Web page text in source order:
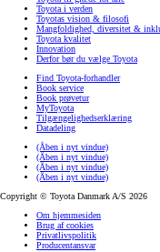
Toyota i verden
Toyotas vision & filosofi
Mangfoldighed, diversitet &
Toyota kvalitet
Innovation
Derfor bør du vælge Toyota
Find Toyota-forhandler
Book service
Book prøvetur
MyToyota
Tilgængelighedserklæring
Datadeling
(Åben i nyt vindue)
(Åben i nyt vindue)
(Åben i nyt vindue)
(Åben i nyt vindue)
Copyright © Toyota Danmark A/S 2026
Om hjemmesiden
Brug af cookies
Privatlivspolitik
Producentansvar